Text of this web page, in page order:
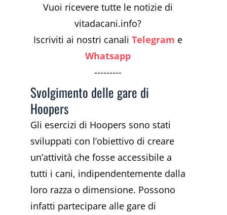
Vuoi ricevere tutte le notizie di
vitadacani.info?
Iscriviti ai nostri canali Telegram e
Whatsapp
---------
Svolgimento delle gare di
Hoopers
Gli esercizi di Hoopers sono stati
sviluppati con l’obiettivo di creare
un’attività che fosse accessibile a
tutti i cani, indipendentemente dalla
loro razza o dimensione. Possono
infatti partecipare alle gare di